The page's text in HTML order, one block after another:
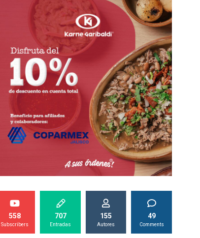
558
Subscribers
707
Entradas
155
Autores
49
Comments